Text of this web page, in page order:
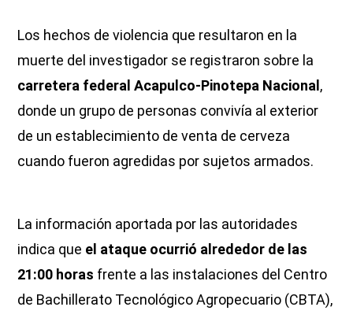
Los hechos de violencia que resultaron en la
muerte del investigador se registraron sobre la
carretera federal Acapulco-Pinotepa Nacional,
donde un grupo de personas convivía al exterior
de un establecimiento de venta de cerveza
cuando fueron agredidas por sujetos armados.
La información aportada por las autoridades
indica que el ataque ocurrió alrededor de las
21:00 horas frente a las instalaciones del Centro
de Bachillerato Tecnológico Agropecuario (CBTA),